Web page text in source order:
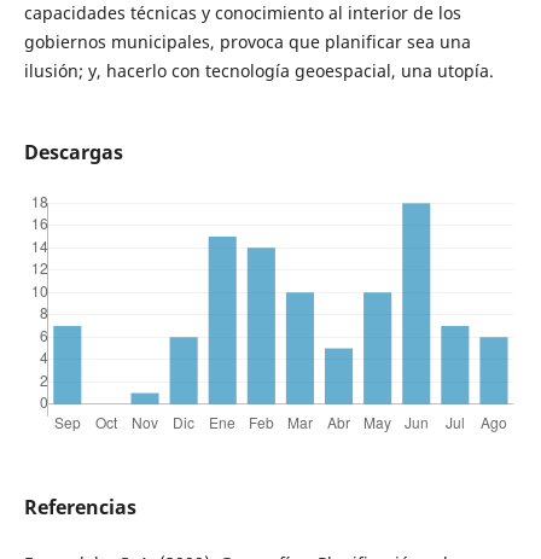
capacidades técnicas y conocimiento al interior de los
gobiernos municipales, provoca que planificar sea una
ilusión; y, hacerlo con tecnología geoespacial, una utopía.
Descargas
Referencias